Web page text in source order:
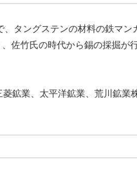
タングステンの材料の鉄マン
佐竹氏の時代から錫の採掘が
鉱業、太平洋鉱業、荒川鉱業